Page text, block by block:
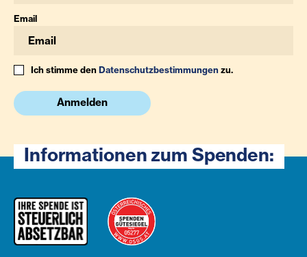
Email
Ich stimme denDatenschutzbestimmungenzu.
Anmelden
Informationen zum Spenden: